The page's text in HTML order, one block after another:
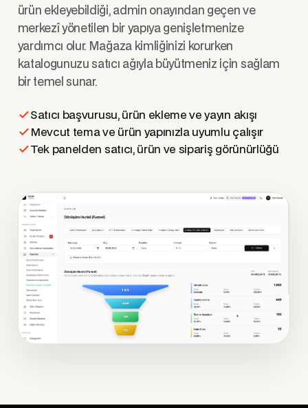
ürün ekleyebildiği, admin onayından geçen ve
merkezî yönetilen bir yapıya genişletmenize
yardımcı olur. Mağaza kimliğinizi korurken
katalogunuzu satıcı ağıyla büyütmeniz için sağlam
bir temel sunar.
Satıcı başvurusu, ürün ekleme ve yayın akışı
Mevcut tema ve ürün yapınızla uyumlu çalışır
Tek panelden satıcı, ürün ve sipariş görünürlüğü